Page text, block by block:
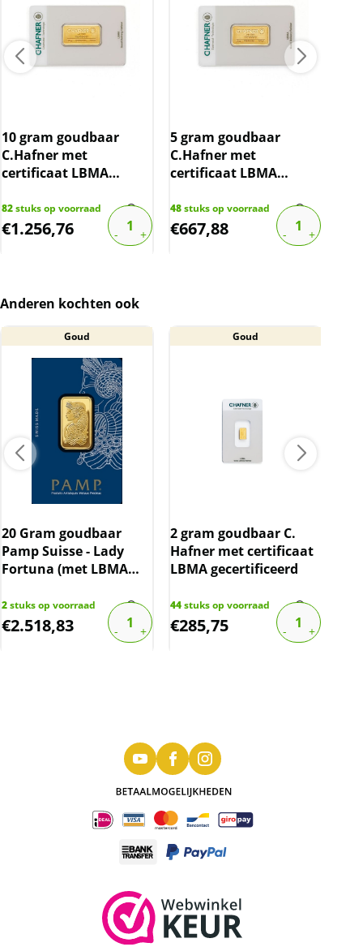
10 gram goudbaar
C.Hafner met
certificaat LBMA
82stuks op voorraad
€1.256,76
5 gram goudbaar
C.Hafner met
certificaat LBMA
48stuks op voorraad
€667,88
Anderen kochten ook
Goud
20 Gram goudbaar
Pamp Suisse - Lady
Fortuna (met LBMA
2stuks op voorraad
€2.518,83
Goud
2 gram goudbaar C.
Hafner met certificaat
LBMA gecertificeerd
44stuks op voorraad
€285,75